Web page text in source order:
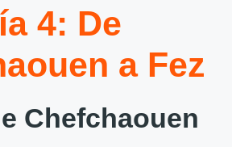
4: De
a Fez
Chefchaouen